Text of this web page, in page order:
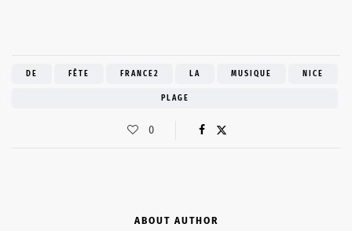
DE FÊTE FRANCE2 LA MUSIQUE NICE
PLAGE
0
ABOUT AUTHOR